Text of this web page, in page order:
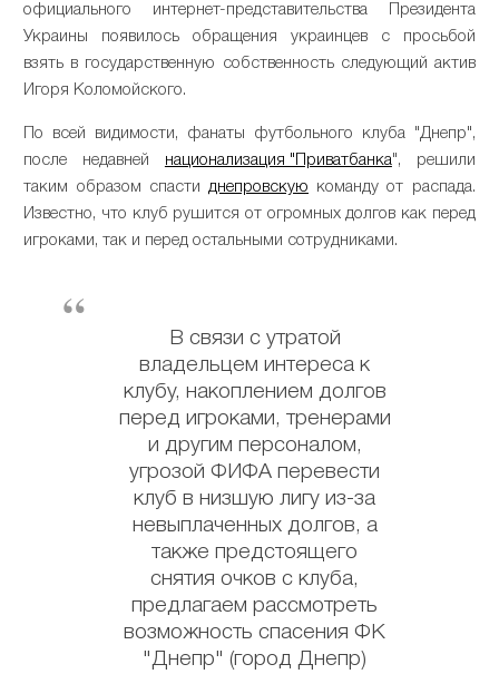
официального интернет-представительства Президента
Украины появилось обращения украинцев с просьбой
взять в государственную собственность следующий актив
Игоря Коломойского.
По всей видимости, фанаты футбольного клуба "Днепр",
после недавней национализация "Приватбанка", решили
таким образом спасти днепровскую команду от распада.
Известно, что клуб рушится от огромных долгов как перед
игроками, так и перед остальными сотрудниками.
В связи с утратой
владельцем интереса к
клубу, накоплением долгов
перед игроками, тренерами
и другим персоналом,
угрозой ФИФА перевести
клуб в низшую лигу из-за
невыплаченных долгов, а
также предстоящего
снятия очков с клуба,
предлагаем рассмотреть
возможность спасения ФК
"Днепр" (город Днепр)